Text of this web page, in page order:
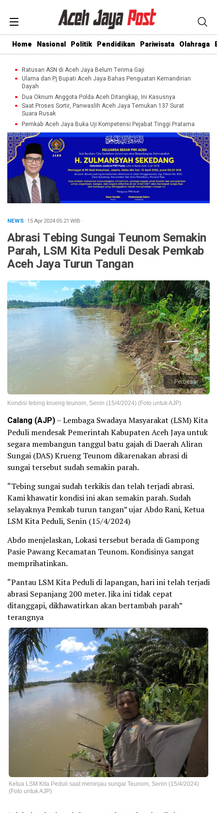
Home Nasional Politik Pendidikan Pariwisata Olahraga
Ratusan ASN di Aceh Jaya Belum Terima Gaji
Ulama dan Pj Bupati Aceh Jaya Bahas Penguatan Kemandirian
Dayah
Dua Oknum Anggota Polda Aceh Ditangkap, Ini Kasusnya
Saat Proses Sortir, Panwaslih Aceh Jaya Temukan 137 Surat
Suara Rusak
Pemkab Aceh Jaya Buka Uji Kompetensi Pejabat Tinggi Pratama
NEWS· 15 Apr 202405:21 WIB ·
Abrasi Tebing Sungai Teunom Semakin
Parah, LSM Kita Peduli Desak Pemkab
Aceh Jaya Turun Tangan
Perbesar
Kondisi tebing krueng teunom, Senin (15/4/2024) (Foto untuk AJP)
Calang (AJP)– Lembaga Swadaya Masyarakat (LSM) Kita
Peduli mendesak Pemerintah Kabupaten Aceh Jaya untuk
segara membangun tanggul batu gajah di Daerah Aliran
Sungai (DAS) Krueng Teunom dikarenakan abrasi di
sungai tersebut sudah semakin parah.
“Tebing sungai sudah terkikis dan telah terjadi abrasi.
Kami khawatir kondisi ini akan semakin parah. Sudah
selayaknya Pemkab turun tangan” ujar Abdo Rani, Ketua
LSM Kita Peduli, Senin (15/4/2024)
Abdo menjelaskan, Lokasi tersebut berada di Gampong
Pasie Pawang Kecamatan Teunom. Kondisinya sangat
memprihatinkan.
“Pantau LSM Kita Peduli di lapangan, hari ini telah terjadi
abrasi Sepanjang 200 meter. Jika ini tidak cepat
ditanggapi, dikhawatirkan akan bertambah parah”
terangnya
Ketua LSM Kita Peduli saat meninjau sungai Teunom, Senin (15/4/2024)
(Foto untuk AJP)